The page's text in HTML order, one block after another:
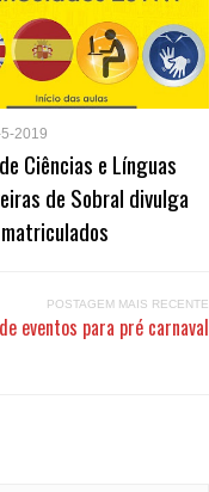
2019
Ciências e Línguas
de Sobral divulga
POSTAGEM MAIS RECENTE
eventos para pré carnaval